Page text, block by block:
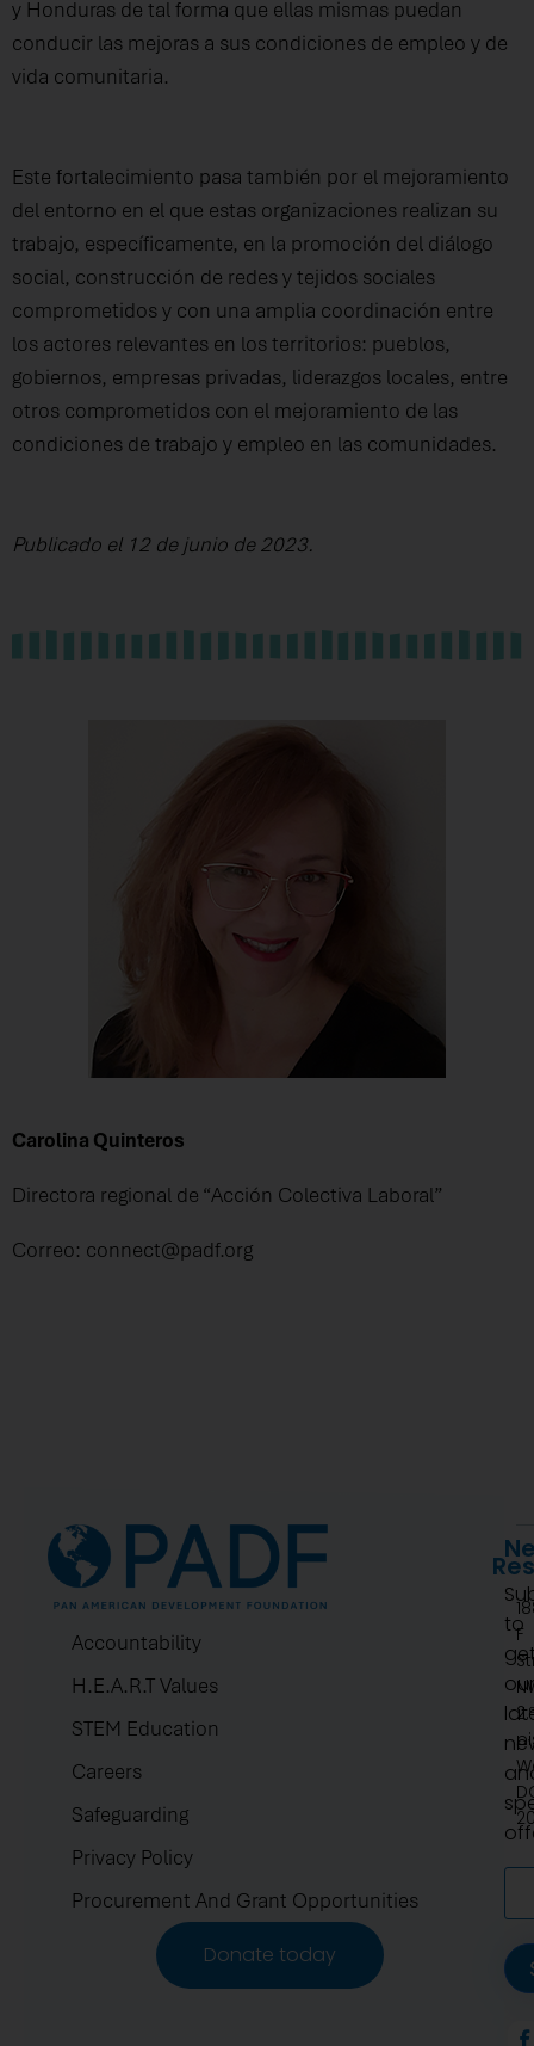
y Honduras de tal forma que ellas mismas puedan
conducir las mejoras a sus condiciones de empleo y de
vida comunitaria.
Este fortalecimiento pasa también por el mejoramiento
del entorno en el que estas organizaciones realizan su
trabajo, específicamente, en la promoción del diálogo
social, construcción de redes y tejidos sociales
comprometidos y con una amplia coordinación entre
los actores relevantes en los territorios: pueblos,
gobiernos, empresas privadas, liderazgos locales, entre
otros comprometidos con el mejoramiento de las
condiciones de trabajo y empleo en las comunidades.
Publicado el 12 de junio de 2023.
Carolina Quinteros
Directora regional de “Acción Colectiva Laboral”
Correo: connect@padf.org
Accountability
H.E.A.R.T Values
STEM Education
Careers
Safeguarding
Privacy Policy
Procurement And Grant Opportunities
Donate today
F
to